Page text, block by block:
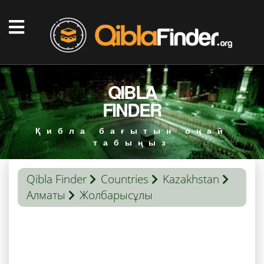
QIBLA
FINDER
Қибла бағытын оңай
табыңыз
Qibla Finder Countries
Kazakhstan
Алматы
Жолбарысұлы